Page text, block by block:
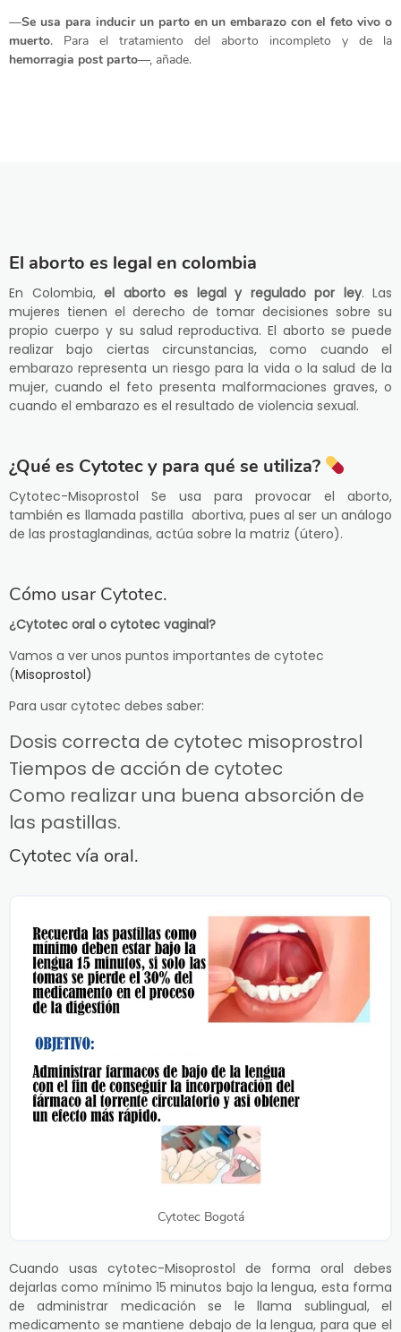
—Se usa para inducir un parto en un embarazo con el feto vivo o
muerto. Para el tratamiento del aborto incompleto y de la
hemorragia post parto—, añade.
El aborto es legal en colombia
En Colombia, el aborto es legal y regulado por ley. Las
mujeres tienen el derecho de tomar decisiones sobre su
propio cuerpo y su salud reproductiva. El aborto se puede
realizar bajo ciertas circunstancias, como cuando el
embarazo representa un riesgo para la vida o la salud de la
mujer, cuando el feto presenta malformaciones graves, o
cuando el embarazo es el resultado de violencia sexual.
¿Qué es Cytotec y para qué se utiliza?
Cytotec-Misoprostol Se usa para provocar el aborto,
también es llamada pastilla abortiva, pues al ser un análogo
de las prostaglandinas, actúa sobre la matriz (útero).
Cómo usar Cytotec.
¿Cytotec oral o cytotec vaginal?
Vamos a ver unos puntos importantes de cytotec
(Misoprostol)
Para usar cytotec debes saber:
Dosis correcta de cytotec misoprostrol
Tiempos de acción de cytotec
Como realizar una buena absorción de
las pastillas.
Cytotec vía oral.
Cytotec Bogotá
Cuando usas cytotec-Misoprostol de forma oral debes
dejarlas como mínimo 15 minutos bajo la lengua, esta forma
de administrar medicación se le llama sublingual, el
medicamento se mantiene debajo de la lengua, para que el